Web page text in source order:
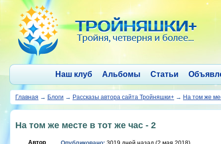
Наш клуб Альбомы Статьи
Главная → Блоги → Рассказы автора сайта Тройняшки+ → На том же
На том же месте в тот же час - 2
Автор